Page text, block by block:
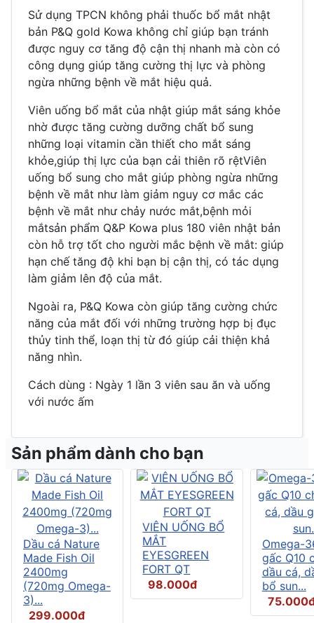
Sử dụng TPCN không phải thuốc bổ mắt nhật
bản P&Q gold Kowa không chỉ giúp bạn tránh
được nguy cơ tăng độ cận thị nhanh mà còn có
công dụng giúp tăng cường thị lực và phòng
ngừa những bệnh về mắt hiệu quả.
Viên uống bổ mắt của nhật giúp mắt sáng khỏe
nhờ được tăng cường dưỡng chất bổ sung
những loại vitamin cần thiết cho mắt sáng
khỏe,giúp thị lực của bạn cải thiên rõ rệtViên
uống bổ sung cho mắt giúp phòng ngừa những
bệnh về mắt như làm giảm nguy cơ mắc các
bệnh về mắt như chảy nước mắt,bệnh mỏi
mắtsản phẩm Q&P Kowa plus 180 viên nhật bản
còn hỗ trợ tốt cho người mắc bệnh về mắt: giúp
hạn chế tăng độ khi bạn bị cận thị, có tác dụng
làm giảm lên độ của mắt.
Ngoài ra, P&Q Kowa còn giúp tăng cường chức
năng của mắt đối với những trường hợp bị đục
thủy tinh thể, loạn thị từ đó giúp cải thiện khả
năng nhìn.
Cách dùng : Ngày 1 lần 3 viên sau ăn và uống
với nước ấm
Sản phẩm dành cho bạn
Dầu cá Nature
Made Fish Oil
2400mg
(720mg Omega-
3)...
299.000đ
VIÊN UỐNG BỔ
MẮT
EYESGREEN
FORT QT
98.000đ
Omega-
gấc Q10
dầu cá,
bổ sun...